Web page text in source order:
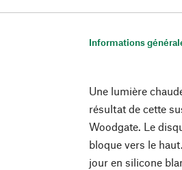
Informations
Une lumière
résultat de cette
Woodgate. Le
bloque vers le
jour en silicone